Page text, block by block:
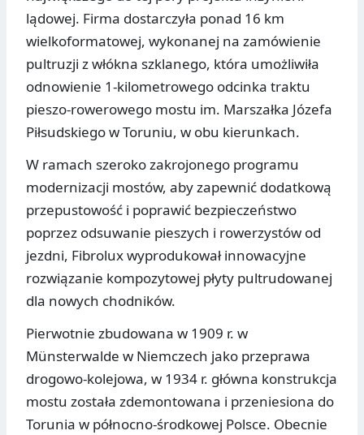
lądowej. Firma dostarczyła ponad 16 km
wielkoformatowej, wykonanej na zamówienie
pultruzji z włókna szklanego, która umożliwiła
odnowienie 1-kilometrowego odcinka traktu
pieszo-rowerowego mostu im. Marszałka Józefa
Piłsudskiego w Toruniu, w obu kierunkach.
W ramach szeroko zakrojonego programu
modernizacji mostów, aby zapewnić dodatkową
przepustowość i poprawić bezpieczeństwo
poprzez odsuwanie pieszych i rowerzystów od
jezdni, Fibrolux wyprodukował innowacyjne
rozwiązanie kompozytowej płyty pultrudowanej
dla nowych chodników.
Pierwotnie zbudowana w 1909 r. w
Münsterwalde w Niemczech jako przeprawa
drogowo-kolejowa, w 1934 r. główna konstrukcja
mostu została zdemontowana i przeniesiona do
Torunia w północno-środkowej Polsce. Obecnie